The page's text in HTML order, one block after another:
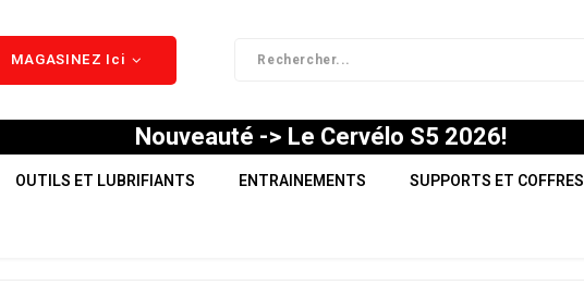
MAGASINEZ Ici
Nouveauté -> Le Cervélo S5 2026!
OUTILS ET LUBRIFIANTS ENTRAINEMENTS SUPPORTS ET COFFRES